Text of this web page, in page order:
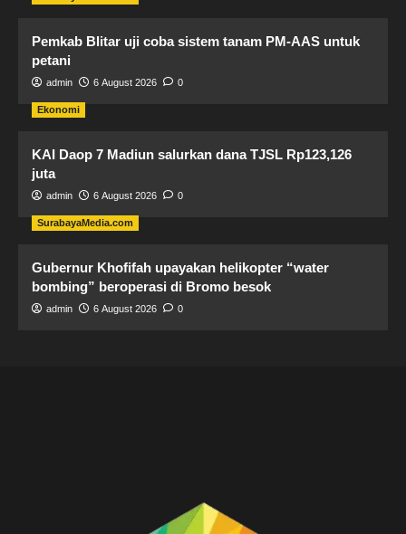
Pemkab Blitar uji coba sistem tanam PM-AAS untuk
petani
admin 6 August 2026 0
Ekonomi
KAI Daop 7 Madiun salurkan dana TJSL Rp123,126
juta
admin 6 August 2026 0
SurabayaMedia.com
Gubernur Khofifah upayakan helikopter “water
bombing” beroperasi di Bromo besok
admin 6 August 2026 0